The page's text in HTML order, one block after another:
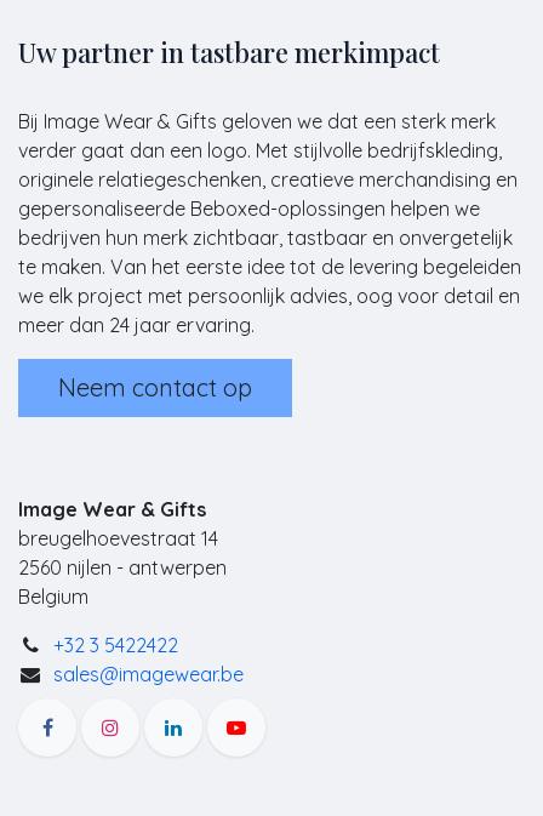
Uw partner in tastbare merkimpact
Bij Image Wear & Gifts geloven we dat een sterk merk
verder gaat dan een logo. Met stijlvolle bedrijfskleding,
originele relatiegeschenken, creatieve merchandising en
gepersonaliseerde Beboxed-oplossingen helpen we
bedrijven hun merk zichtbaar, tastbaar en onvergetelijk
te maken. Van het eerste idee tot de levering begeleiden
we elk project met persoonlijk advies, oog voor detail en
meer dan 24 jaar ervaring.
Neem contact op
Image Wear & Gifts
breugelhoevestraat 14
2560 nijlen - antwerpen
Belgium
+32 3 5422422
sales@imagewear.be